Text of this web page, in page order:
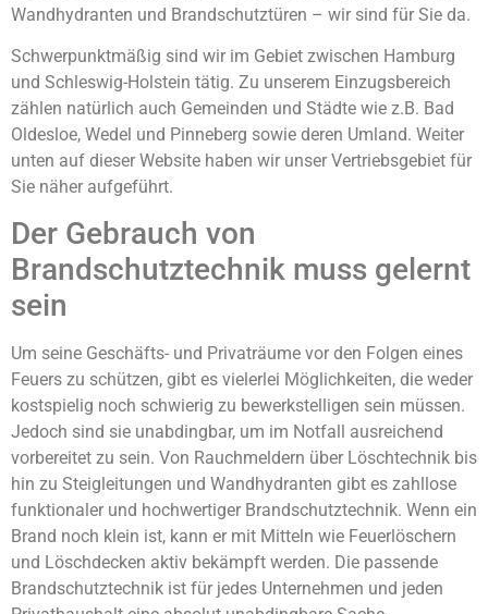
Wandhydranten und Brandschutztüren – wir sind für Sie da.
Schwerpunktmäßig sind wir im Gebiet zwischen Hamburg
und Schleswig-Holstein tätig. Zu unserem Einzugsbereich
zählen natürlich auch Gemeinden und Städte wie z.B. Bad
Oldesloe, Wedel und Pinneberg sowie deren Umland. Weiter
unten auf dieser Website haben wir unser Vertriebsgebiet für
Sie näher aufgeführt.
Der Gebrauch von
Brandschutztechnik muss gelernt
sein
Um seine Geschäfts- und Privaträume vor den Folgen eines
Feuers zu schützen, gibt es vielerlei Möglichkeiten, die weder
kostspielig noch schwierig zu bewerkstelligen sein müssen.
Jedoch sind sie unabdingbar, um im Notfall ausreichend
vorbereitet zu sein. Von Rauchmeldern über Löschtechnik bis
hin zu Steigleitungen und Wandhydranten gibt es zahllose
funktionaler und hochwertiger Brandschutztechnik. Wenn ein
Brand noch klein ist, kann er mit Mitteln wie Feuerlöschern
und Löschdecken aktiv bekämpft werden. Die passende
Brandschutztechnik ist für jedes Unternehmen und jeden